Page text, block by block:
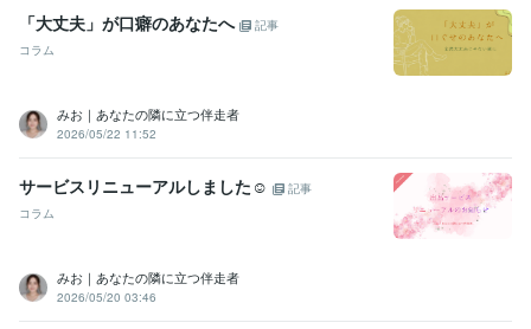
「大丈夫」が口癖のあなたへ
記事
コラム
みお｜あなたの隣に立つ伴走者
2026/05/22 11:52
サービスリニューアルしました☺
記事
コラム
みお｜あなたの隣に立つ伴走者
2026/05/20 03:46